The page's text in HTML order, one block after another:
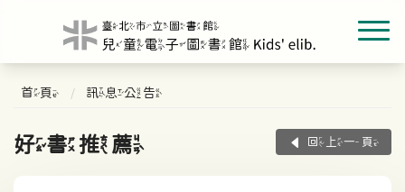
首頁 訊息公告
好書推薦 回上一頁